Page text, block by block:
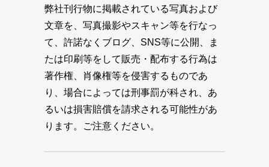
弊社刊行物に掲載されている写真および
文章を、写真撮影やスキャン等を行なっ
て、許諾なくブログ、SNS等に公開、ま
たは印刷等をして販売・配布する行為は
著作権、肖像権等を侵害するものであ
り、場合によっては刑事罰が科され、あ
るいは損害賠償を請求される可能性があ
ります。ご注意ください。